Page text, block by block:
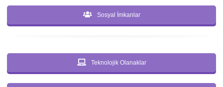
Sosyal İmkanlar
Teknolojik Olanaklar